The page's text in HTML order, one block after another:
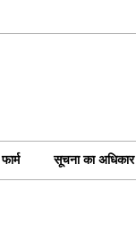
फार्म सूचना का अधिकार